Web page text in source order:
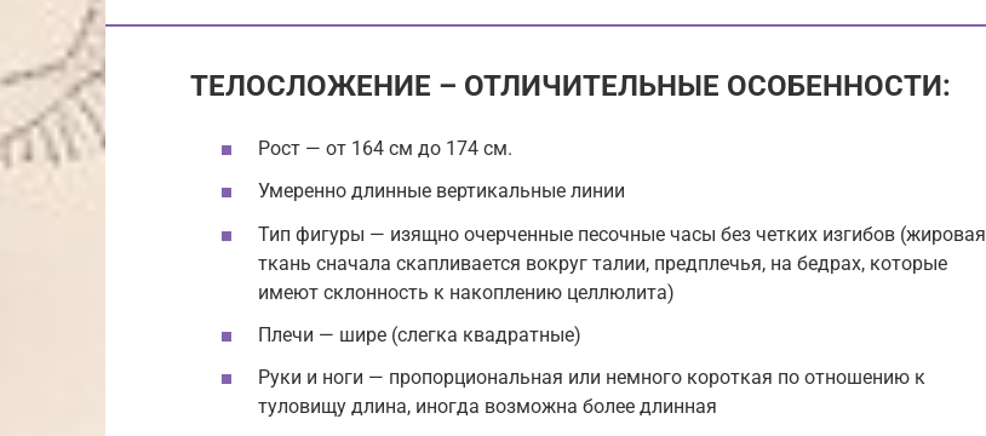
ТЕЛОСЛОЖЕНИЕ – ОТЛИЧИТЕЛЬНЫЕ ОСОБЕННОСТИ:
Рост — от 164 см до 174 см.
Умеренно длинные вертикальные линии
Тип фигуры — изящно очерченные песочные часы без четких изгибов (жировая
ткань сначала скапливается вокруг талии, предплечья, на бедрах, которые
имеют склонность к накоплению целлюлита)
Плечи — шире (слегка квадратные)
Руки и ноги — пропорциональная или немного короткая по отношению к
туловищу длина, иногда возможна более длинная